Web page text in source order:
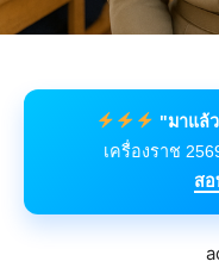
"มาแล้
เครื่องราช
ส